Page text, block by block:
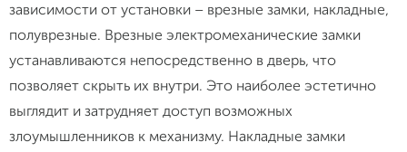
зависимости от установки – врезные замки, накладные,
полуврезные. Врезные электромеханические замки
устанавливаются непосредственно в дверь, что
позволяет скрыть их внутри. Это наиболее эстетично
выглядит и затрудняет доступ возможных
злоумышленников к механизму. Накладные замки